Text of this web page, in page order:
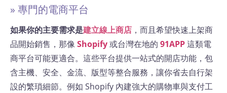
» 專門的電商平台
如果你的主要需求是建立線上商店 ，而且希望快速上架商
品開始銷售，那像 Shopify或台灣在地的 91APP這類電
商平台可能更適合。這些平台提供一站式的開店功能，包
含主機、安全、金流、版型等整合服務，讓你省去自行架
設的繁瑣細節。例如 Shopify 內建強大的購物車與支付工